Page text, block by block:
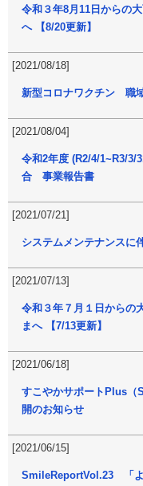
令和３年8月11日からの
へ 【8/20更新】
[2021/08/18]
新型コロナワクチン 職
[2021/08/04]
令和2年度 (R2/4/1~R3/3/
合 事業報告書
[2021/07/21]
システムメンテナンスに
[2021/07/13]
令和３年７月１日からの
まへ 【7/13更新】
[2021/06/18]
すこやかサポートPlus
開のお知らせ
[2021/06/15]
SmileReportVol.23 「よ